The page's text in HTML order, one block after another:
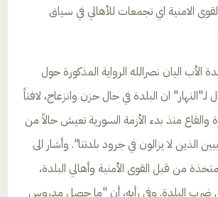
الامنية اي تجمعات للأهالي في سياق
الأب اليان نصرالله الرواية المذكورة حول
ان البلدة في حال حزن وانزعاج، لافتاً
والقاع منذ بدء الأزمة السورية تعيش حالاً من
الذين لا يزالون في جرود بلدتنا". وأشار الى
من قبل القوى الأمنية وأهالي البلدة،
ضرب البلدة. وفي رأيه، أن "ما حصل مدروس